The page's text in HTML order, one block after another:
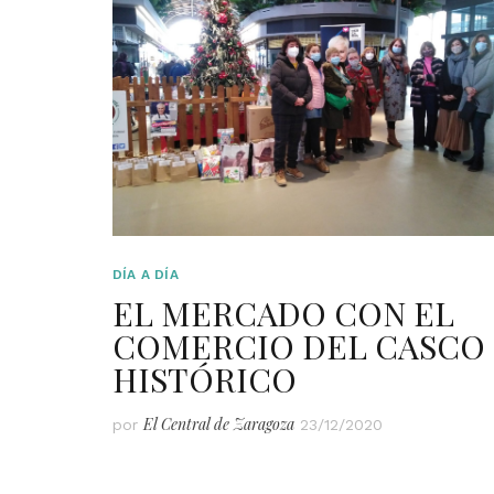
DÍA A DÍA
EL MERCADO CON EL
COMERCIO DEL CASCO
HISTÓRICO
por El Central de Zaragoza 23/12/2020